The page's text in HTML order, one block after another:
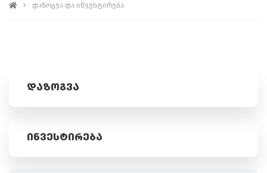
დაზოგვა და ინვესტირება
ᲓᲐᲖᲝᲒᲕᲐ
ᲘᲜᲕᲔᲡᲢᲘᲠᲔᲑᲐ